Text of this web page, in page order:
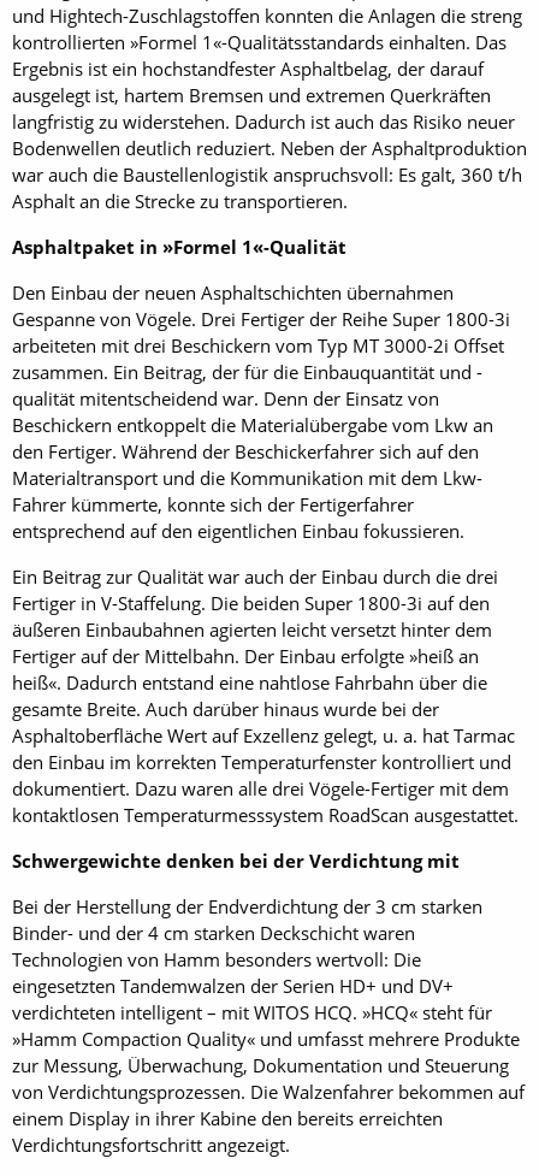
und Hightech-Zuschlagstoffen konnten die Anlagen die streng
kontrollierten »Formel 1«-Qualitätsstandards einhalten. Das
Ergebnis ist ein hochstandfester Asphaltbelag, der darauf
ausgelegt ist, hartem Bremsen und extremen Querkräften
langfristig zu widerstehen. Dadurch ist auch das Risiko neuer
Bodenwellen deutlich reduziert. Neben der Asphaltproduktion
war auch die Baustellenlogistik anspruchsvoll: Es galt, 360 t/h
Asphalt an die Strecke zu transportieren.
Asphaltpaket in »Formel 1«-Qualität
Den Einbau der neuen Asphaltschichten übernahmen
Gespanne von Vögele. Drei Fertiger der Reihe Super 1800-3i
arbeiteten mit drei Beschickern vom Typ MT 3000-2i Offset
zusammen. Ein Beitrag, der für die Einbauquantität und -
qualität mitentscheidend war. Denn der Einsatz von
Beschickern entkoppelt die Materialübergabe vom Lkw an
den Fertiger. Während der Beschickerfahrer sich auf den
Materialtransport und die Kommunikation mit dem Lkw-
Fahrer kümmerte, konnte sich der Fertigerfahrer
entsprechend auf den eigentlichen Einbau fokussieren.
Ein Beitrag zur Qualität war auch der Einbau durch die drei
Fertiger in V-Staffelung. Die beiden Super 1800-3i auf den
äußeren Einbaubahnen agierten leicht versetzt hinter dem
Fertiger auf der Mittelbahn. Der Einbau erfolgte »heiß an
heiß«. Dadurch entstand eine nahtlose Fahrbahn über die
gesamte Breite. Auch darüber hinaus wurde bei der
Asphaltoberfläche Wert auf Exzellenz gelegt, u. a. hat Tarmac
den Einbau im korrekten Temperaturfenster kontrolliert und
dokumentiert. Dazu waren alle drei Vögele-Fertiger mit dem
kontaktlosen Temperaturmesssystem RoadScan ausgestattet.
Schwergewichte denken bei der Verdichtung mit
Bei der Herstellung der Endverdichtung der 3 cm starken
Binder- und der 4 cm starken Deckschicht waren
Technologien von Hamm besonders wertvoll: Die
eingesetzten Tandemwalzen der Serien HD+ und DV+
verdichteten intelligent – mit WITOS HCQ. »HCQ« steht für
»Hamm Compaction Quality« und umfasst mehrere Produkte
zur Messung, Überwachung, Dokumentation und Steuerung
von Verdichtungsprozessen. Die Walzenfahrer bekommen auf
einem Display in ihrer Kabine den bereits erreichten
Verdichtungsfortschritt angezeigt.